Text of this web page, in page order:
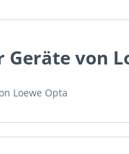
Geräte von
Loewe Opta